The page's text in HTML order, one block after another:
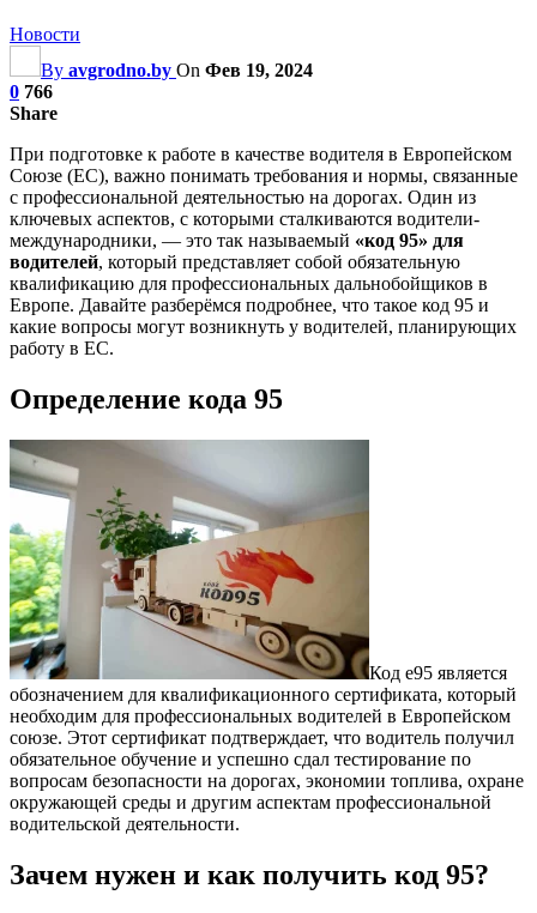
Новости
By avgrodno.by On Фев 19, 2024
0 766
Share
При подготовке к работе в качестве водителя в Европейском
Союзе (ЕС), важно понимать требования и нормы, связанные
с профессиональной деятельностью на дорогах. Один из
ключевых аспектов, с которыми сталкиваются водители-
международники, — это так называемый «код 95» для
водителей, который представляет собой обязательную
квалификацию для профессиональных дальнобойщиков в
Европе. Давайте разберёмся подробнее, что такое код 95 и
какие вопросы могут возникнуть у водителей, планирующих
работу в ЕС.
Определение кода 95
Код е95 является
обозначением для квалификационного сертификата, который
необходим для профессиональных водителей в Европейском
союзе. Этот сертификат подтверждает, что водитель получил
обязательное обучение и успешно сдал тестирование по
вопросам безопасности на дорогах, экономии топлива, охране
окружающей среды и другим аспектам профессиональной
водительской деятельности.
Зачем нужен и как получить код 95?